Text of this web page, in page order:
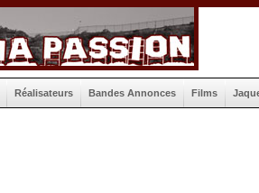
Réalisateurs Bandes Annonces Films